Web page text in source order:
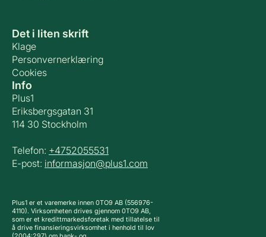
Plus1 er et varemerke innen 0TO9 AB (556976-
4110). Virksomheten drives gjennom 0TO9 AB,
som er et kredittmarkedsforetak med tillatelse til
å drive finansieringsvirksomhet i henhold til lov
Det i liten skrift
Klage
Personvernerklæring
Cookies
Info
Plus1
Eriksbergsgatan 31
114 30 Stockholm
Telefon: +4752055531
E-post: informasjon@plus1.com